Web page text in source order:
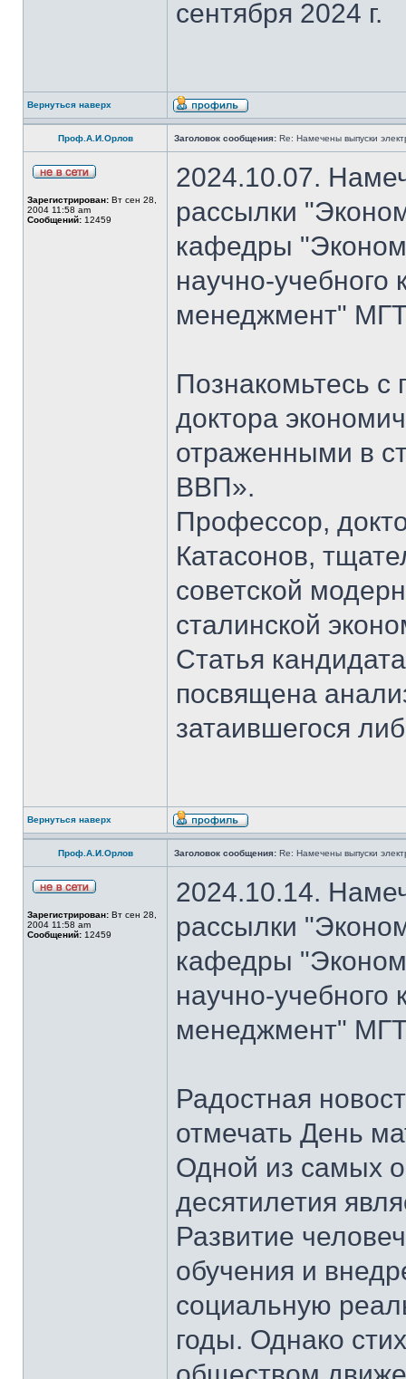
сентября 2024 г.
Вернуться наверх
Проф.А.И.Орлов Заголовок сообщения: Re: Намечены выпуски
Зарегистрирован: Вт сен 28,
2004 11:58 am
Сообщений: 12459
2024.10.07.
рассылки
кафедры
научно-
менеджмент"
Познакомьтесь
доктора
отраженными в
ВВП».
Профессор,
Катасонов,
советской
сталинской
Статья
посвящена
затаившегося
Вернуться наверх
Проф.А.И.Орлов Заголовок сообщения: Re: Намечены выпуски
Зарегистрирован: Вт сен 28,
2004 11:58 am
Сообщений: 12459
2024.10.14.
рассылки
кафедры
научно-
менеджмент"
Радостная
отмечать День
Одной из самых
десятилетия
Развитие
обучения и
социальную
годы. Однако